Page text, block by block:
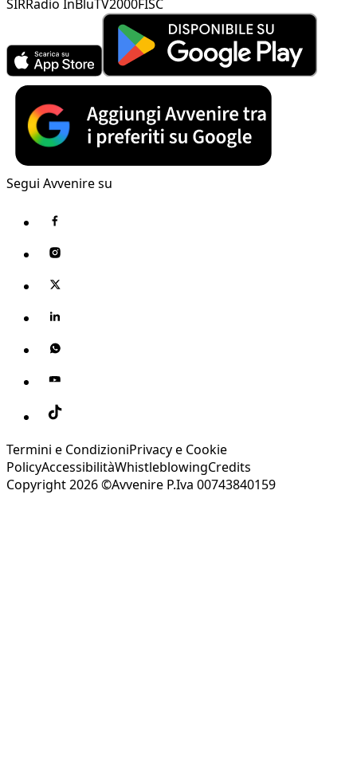
SIRRadio InBluTV2000FISC
Segui Avvenire su
Termini e CondizioniPrivacy e Cookie
PolicyAccessibilitàWhistleblowingCredits
Copyright 2026 ©Avvenire P.Iva 00743840159